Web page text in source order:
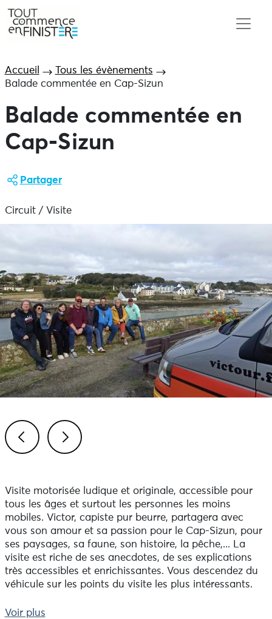
Accueil
Tous les évènements
Balade commentée en Cap-Sizun
Balade commentée en
Cap-Sizun
Partager
Circuit / Visite
Visite motorisée ludique et originale, accessible pour
tous les âges et surtout les personnes les moins
mobiles. Victor, capiste pur beurre, partagera avec
vous son amour et sa passion pour le Cap-Sizun, pour
ses paysages, sa faune, son histoire, la pêche,... La
visite est riche de ses anecdotes, de ses explications
très accessibles et enrichissantes. Vous descendez du
véhicule sur les points du visite les plus intéressants.
Laissez-vous guider et profiter. Le temps file très vite à
Voir plus